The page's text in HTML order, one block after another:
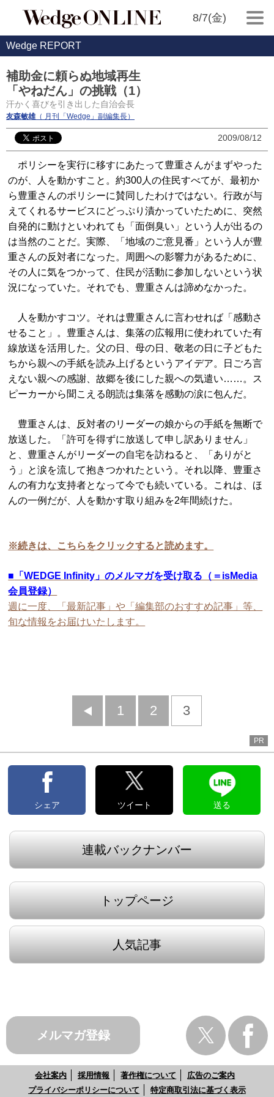
8/7(金)
Wedge REPORT
補助金に頼らぬ地域再生
「やねだん」の挑戦（1）
汗かく喜びを引き出した自治会長
友森敏雄（ 月刊「Wedge」副編集長）
2009/08/12
ポリシーを実行に移すにあたって豊重さんがまずやった
のが、人を動かすこと。約300人の住民すべてが、最初か
ら豊重さんのポリシーに賛同したわけではない。行政が与
えてくれるサービスにどっぷり漬かっていたために、突然
自発的に動けといわれても「面倒臭い」という人が出るの
は当然のことだ。実際、「地域のご意見番」という人が豊
重さんの反対者になった。周囲への影響力があるために、
その人に気をつかって、住民が活動に参加しないという状
況になっていた。それでも、豊重さんは諦めなかった。
人を動かすコツ。それは豊重さんに言わせれば「感動さ
せること」。豊重さんは、集落の広報用に使われていた有
線放送を活用した。父の日、母の日、敬老の日に子どもた
ちから親への手紙を読み上げるというアイデア。日ごろ言
えない親への感謝、故郷を後にした親への気遣い……。ス
ピーカーから聞こえる朗読は集落を感動の涙に包んだ。
豊重さんは、反対者のリーダーの娘からの手紙を無断で
放送した。「許可を得ずに放送して申し訳ありません」
と、豊重さんがリーダーの自宅を訪ねると、「ありがと
う」と涙を流して抱きつかれたという。それ以降、豊重さ
んの有力な支持者となって今でも続いている。これは、ほ
んの一例だが、人を動かす取り組みを2年間続けた。
※続きは、こちらをクリックすると読めます。
■ 「WEDGE Infinity」のメルマガを受け取る（＝isMedia
会員登録）
週に一度、「最新記事」や「編集部のおすすめ記事」等、
旬な情報をお届けいたします。
前
1 2 3
PR
シェア ツイート 送る
連載バックナンバー
トップページ
人気記事
メルマガ登録
会社案内 採用情報 著作権について
広告のご案内
プライバシーポリシーについて
特定商取引法に基づく表示